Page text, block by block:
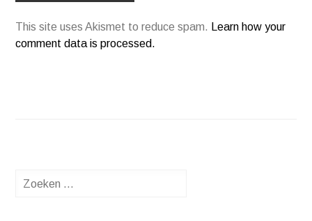
This site uses Akismet to reduce spam. Learn how your
comment data is processed.
Zoeken